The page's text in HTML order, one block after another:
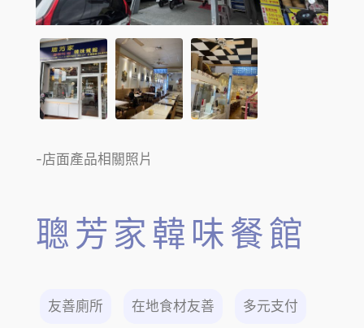
-店面產品相關照片
聰芳家韓味餐館
友善廁所 在地食材友善 多元支付